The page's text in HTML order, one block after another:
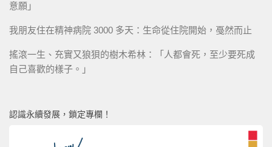
意願」
我朋友住在精神病院 3000 多天：生命從住院開始，戞然而止
搖滾一生、充實又狼狽的樹木希林：「人都會死，至少要死成
自己喜歡的樣子。」
認識永續發展，鎖定專欄！